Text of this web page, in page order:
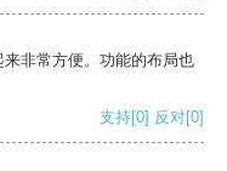
非常方便。功能的布局也
支持[0] 反对[0]